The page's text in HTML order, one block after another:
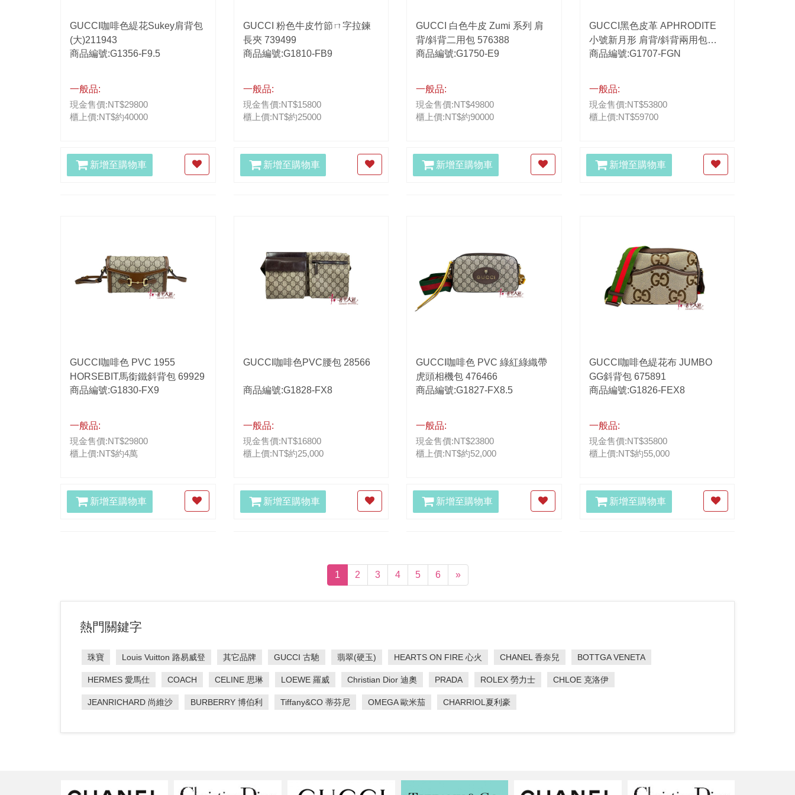
GUCCI咖啡色緹花Sukey肩背包
(大)211943
商品編號:G1356-F9.5
一般品:
現金售價:NT$29800
櫃上價:NT$約40000
新增至購物車
GUCCI 粉色牛皮竹節ㄇ字拉鍊
長夾 739499
商品編號:G1810-FB9
一般品:
現金售價:NT$15800
櫃上價:NT$約25000
新增至購物車
GUCCI 白色牛皮 Zumi 系列 肩
背/斜背二用包 576388
商品編號:G1750-E9
一般品:
現金售價:NT$49800
櫃上價:NT$約90000
新增至購物車
GUCCI黑色皮革 APHRODITE
小號新月形 肩背/斜背兩用包
731817
商品編號:G1707-FGN
一般品:
現金售價:NT$53800
櫃上價:NT$59700
新增至購物車
GUCCI咖啡色 PVC 1955
HORSEBIT馬銜鐵斜背包 69929
商品編號:G1830-FX9
一般品:
現金售價:NT$29800
櫃上價:NT$約4萬
新增至購物車
GUCCI咖啡色PVC腰包 28566
商品編號:G1828-FX8
一般品:
現金售價:NT$16800
櫃上價:NT$約25,000
新增至購物車
GUCCI咖啡色 PVC 綠紅綠織帶
虎頭相機包 476466
商品編號:G1827-FX8.5
一般品:
現金售價:NT$23800
櫃上價:NT$約52,000
新增至購物車
GUCCI咖啡色緹花布 JUMBO
GG斜背包 675891
商品編號:G1826-FEX8
一般品:
現金售價:NT$35800
櫃上價:NT$約55,000
新增至購物車
1 (current)
2 3 4 5 6 »
熱門關鍵字
珠寶 Louis Vuitton 路易威登 其它品牌 GUCCI 古馳 翡翠(硬玉) HEARTS ON FIRE 心火 CHANEL 香奈兒 BOTTGA VENETA
HERMES 愛馬仕 COACH CELINE 思琳 LOEWE 羅威 Christian Dior 迪奧 PRADA ROLEX 勞力士 CHLOE 克洛伊
JEANRICHARD 尚維沙 BURBERRY 博伯利 Tiffany&CO 蒂芬尼 OMEGA 歐米茄 CHARRIOL夏利豪